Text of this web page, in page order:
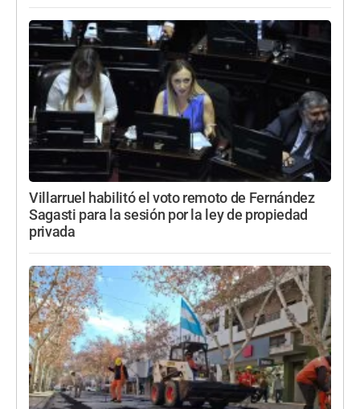
Villarruel habilitó el voto remoto de Fernández
Sagasti para la sesión por la ley de propiedad
privada